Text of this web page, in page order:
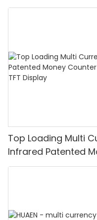
Top Loading Multi
Infrared Patented
IR/UV/MG/IMG